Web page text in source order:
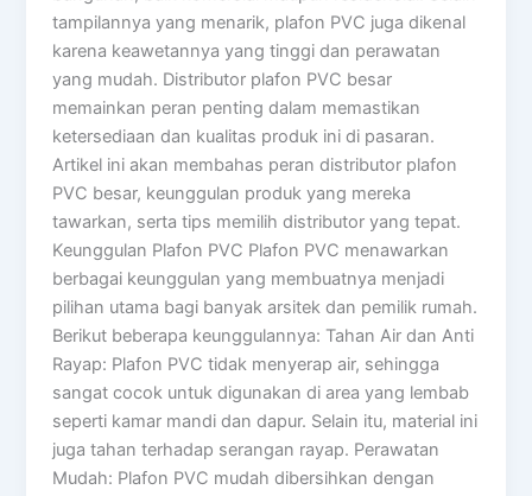
tampilannya yang menarik, plafon PVC juga dikenal
karena keawetannya yang tinggi dan perawatan
yang mudah. Distributor plafon PVC besar
memainkan peran penting dalam memastikan
ketersediaan dan kualitas produk ini di pasaran.
Artikel ini akan membahas peran distributor plafon
PVC besar, keunggulan produk yang mereka
tawarkan, serta tips memilih distributor yang tepat.
Keunggulan Plafon PVC Plafon PVC menawarkan
berbagai keunggulan yang membuatnya menjadi
pilihan utama bagi banyak arsitek dan pemilik rumah.
Berikut beberapa keunggulannya: Tahan Air dan Anti
Rayap: Plafon PVC tidak menyerap air, sehingga
sangat cocok untuk digunakan di area yang lembab
seperti kamar mandi dan dapur. Selain itu, material ini
juga tahan terhadap serangan rayap. Perawatan
Mudah: Plafon PVC mudah dibersihkan dengan